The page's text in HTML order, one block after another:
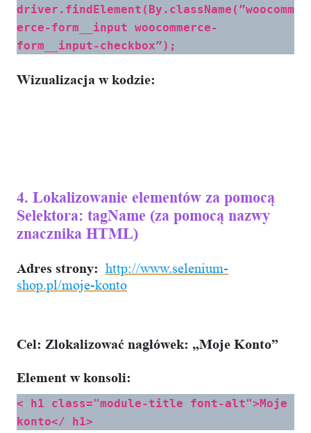
driver.findElement(By.className(”woocomm
erce-form__input woocommerce-
form__input-checkbox”);
Wizualizacja w kodzie:
4. Lokalizowanie elementów za pomocą
Selektora: tagName (za pomocą nazwy
znacznika HTML)
Adres strony: http://www.selenium-
shop.pl/moje-konto
Cel: Zlokalizować nagłówek: „Moje Konto”
Element w konsoli:
< h1 class="module-title font-alt">Moje
konto</ h1>